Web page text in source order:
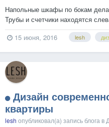
Напольные шкафы по бокам
Трубы и счетчики находятся
необходимая бытовая техника.
«контемпорари», как он
15 июня, 2016 lesh
Дизайн
квартиры
lesh опубликовал(а) запись блога в